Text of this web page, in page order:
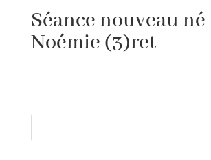
Séance nouveau né
Noémie (3)ret